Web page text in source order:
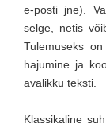
e-posti jne).
selge, netis
Tulemuseks
hajumine ja
avalikku teksti.
Klassikaline